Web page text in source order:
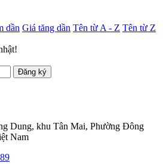
dần Giá tăng dần Tên từ A - Z Tên từ Z
Đăng ký
Dung, khu Tân Mai, Phường Đông
Nam